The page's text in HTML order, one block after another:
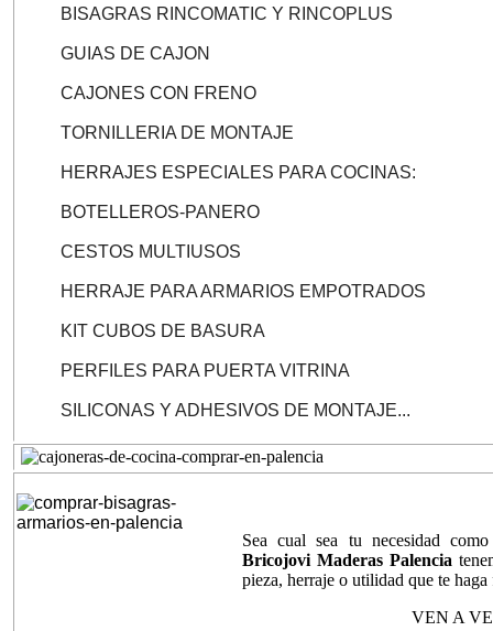
BISAGRAS RINCOMATIC Y RINCOPLUS
GUIAS DE CAJON
CAJONES CON FRENO
TORNILLERIA DE MONTAJE
HERRAJES ESPECIALES PARA COCINAS:
BOTELLEROS-PANERO
CESTOS MULTIUSOS
HERRAJE PARA ARMARIOS EMPOTRADOS
KIT CUBOS DE BASURA
PERFILES PARA PUERTA VITRINA
SILICONAS Y ADHESIVOS DE MONTAJE...
Sea cual sea tu necesidad
Bricojovi Maderas Palencia
pieza, herraje o utilidad que te
VEN A